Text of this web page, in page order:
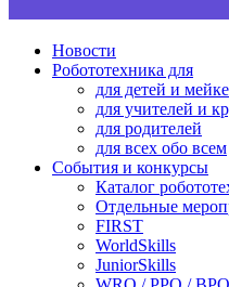
Новости
Робототехника для
для детей и
для учителей и
для родителей
для всех обо всем
События и конкурсы
Каталог
Отдельные
FIRST
WorldSkills
JuniorSkills